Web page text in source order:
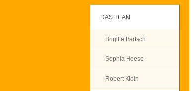
DAS TEAM
Brigitte Bartsch
Sophia Heese
Robert Klein